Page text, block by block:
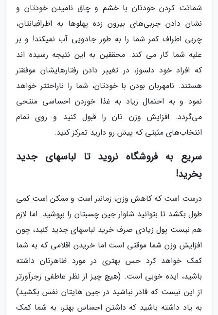
شماتت کردن خودتان با خشم و چاق نامیدن خودتان و
نشان دادن چربی‌های بیرون زده پهلوها به اطرافیانتان،
چربی اطراف کمر شما را به طور جادویی آب نمیکند! و بر
علیه شما کار می کند. محققین به این نتیجه رسیده اند
که افراد خود دلسوز، در تغییر دادن رفتارهایشان موفقتر
هستند. نامهربان بودن با خودتان، شما را ناراحتتر خواهد
نمود و به احتمال زیاد به غذا خوردن احساسی منتحی
می‌گردد. افزایش وزن تان را قبول کنید و روی تمام
انتخاب‌های مثبتی که پیش رو دارید تمرکز کنید.
سریع به فروشگاه نروید تا لباسهای جدید
بخرید!
درست است که کاهش وزن، زمانبر است و ممکن است کمی
طول بکشد تا بتوانید شلوار جین چسبتان را بپوشید. اما لازم
هم نیست پول زیادی صرف خرید لباسهای جدید کنید، چون
افزایش وزن شما موقتی است اما خریدن اقلامی که به شما
کمک خواهد کرد حس بهتری در مورد ظاهرتان داشته
باشید، ایده خوبی است. (هیچ چیز از نظر عاطفی زجرآورتر
از این نیست که قادر نباشید در جین هایتان نفس بکشید)
به یاد داشته باشید که داشتن احساس بهتر، به شما کمک